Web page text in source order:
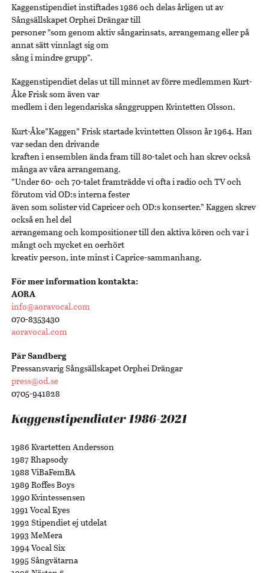
Kaggenstipendiet instiftades 1986 och delas årligen ut av
Sångsällskapet Orphei Drängar till
personer ”som genom aktiv sångarinsats, arrangemang eller på
annat sätt vinnlagt sig om
sång i mindre grupp”.
Kaggenstipendiet delas ut till minnet av förre medlemmen Kurt-
Åke Frisk som även var
medlem i den legendariska sånggruppen Kvintetten Olsson.
Kurt-Åke”Kaggen” Frisk startade kvintetten Olsson år 1964. Han
var sedan den drivande
kraften i ensemblen ända fram till 80-talet och han skrev också
många av våra arrangemang.
”Under 60- och 70-talet framträdde vi ofta i radio och TV och
förutom vid OD:s interna fester
även som solister vid Capricer och OD:s konserter.” Kaggen skrev
också en hel del
arrangemang och kompositioner till den aktiva kören och var i
mångt och mycket en oerhört
kreativ person, inte minst i Caprice-sammanhang.
För mer information kontakta:
AORA
info@aoravocal.com
070-8353430
aoravocal.com
Pär Sandberg
Pressansvarig Sångsällskapet Orphei Drängar
press@od.se
0705-941828
Kaggenstipendiater 1986-2021
1986 Kvartetten Andersson
1987 Rhapsody
1988 ViBaFemBA
1989 Roffes Boys
1990 Kvintessensen
1991 Vocal Eyes
1992 Stipendiet ej utdelat
1993 MeMera
1994 Vocal Six
1995 Sångvätarna